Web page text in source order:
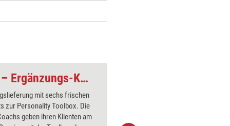
Personality Toolbox – Ergänzungs-Kartensets
mit sechs frischen
zur Personality Toolbox. Die
geben ihren Klienten am